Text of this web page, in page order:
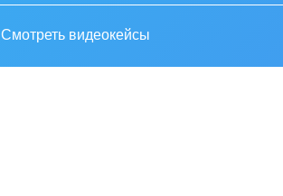
Смотреть видеокейсы